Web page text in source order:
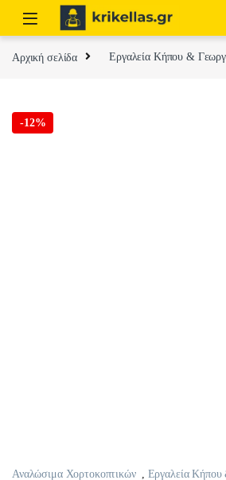
Skip to navigation
Skip to content
Αρχική σελίδα Εργαλεία Κήπου &
-12%
Αναλώσιμα Χορτοκοπτικών Εργαλεία Κήπου